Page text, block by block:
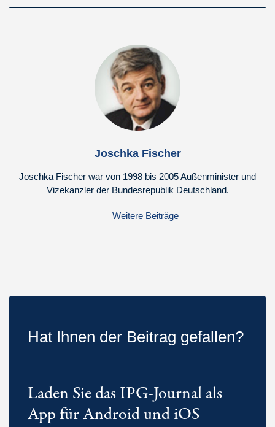
Joschka Fischer
Joschka Fischer war von 1998 bis 2005 Außenminister und
Vizekanzler der Bundesrepublik Deutschland.
Weitere Beiträge
Hat Ihnen der Beitrag gefallen?
Laden Sie das IPG-Journal als
App für Android und iOS